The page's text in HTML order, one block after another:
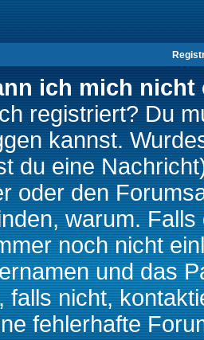
ich mich nicht
registriert? Du
kannst.
du eine
oder den
warum.
noch nicht
und das
falls nicht,
fehlerhafte